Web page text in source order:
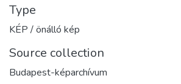
Type
KÉP / önálló kép
Source collection
Budapest-képarchívum